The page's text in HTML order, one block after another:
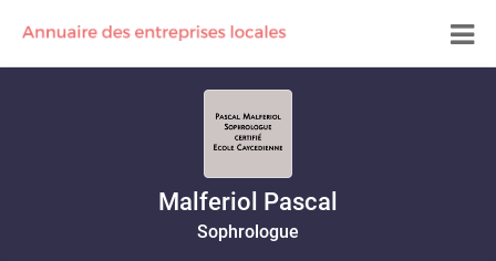
Malferiol Pascal
Sophrologue